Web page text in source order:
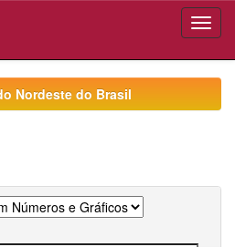
Nordeste do Brasil